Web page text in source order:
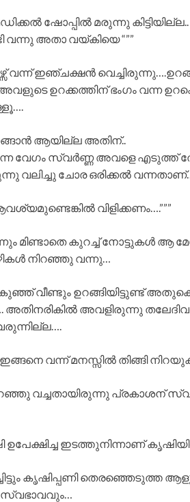
ഷോപ്പിൽ മരുന്നു
വന്നു അതാ വയ്കിയെ “””
വന്ന് ഇഞ്ചക്ഷൻ
ഉറക്കത്തിന് ഭംഗം വന്ന
ആയില്ല അതിന്..
സ്വർണ്ണ അവളെ എടുത്ത്
വലിച്ചു ചോര ഒരിക്കൽ
വിളിക്കണം….”””
മിണ്ടാതെ കുറച്ച് നോട്ടുകൾ ആ
നിറഞ്ഞു വന്നു…
വീണ്ടും ഉറങ്ങിയിട്ടുണ്ട്
അതിനരികിൽ അവളിരുന്നു
വന്ന് മനസ്സിൽ തിങ്ങി
വച്ചതായിരുന്നു പ്രകാശന്
ഇടത്തുനിന്നാണ്
കൃഷിപ്പണി തെരഞ്ഞെടുത്ത
സ്വഭാവവും…